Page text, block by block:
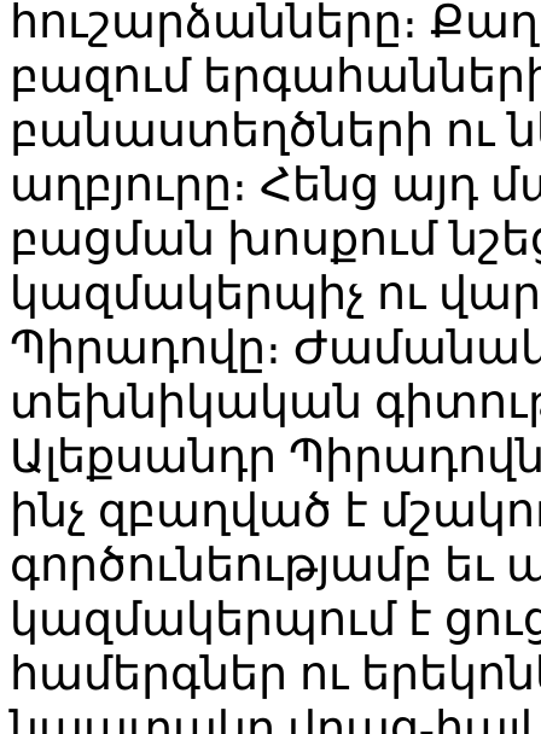
հուշարձանները։
բազում
բանաստեղծների ու
աղբյուրը։ Հենց այդ
բացման խոսքում
կազմակերպիչ ու
Պիրադովը։
տեխնիկական
Ալեքսանդր
ինչ զբաղված է
գործունեությամբ
կազմակերպում է
համերգներ ու